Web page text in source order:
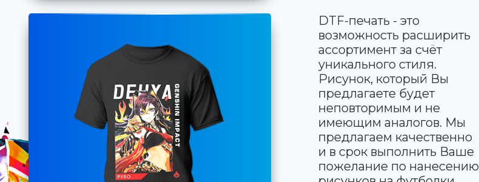
DTF-печать - это
возможность расширить
ассортимент за счёт
уникального стиля.
Рисунок, который Вы
предлагаете будет
неповторимым и не
имеющим аналогов. Мы
предлагаем качественно
и в срок выполнить Ваше
пожелание по нанесению